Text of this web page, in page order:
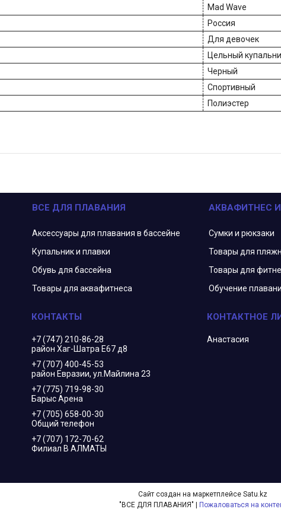
Mad Wave
Россия
Для девочек
Цельный
Черный
Спортивный
Полиэстер
ВСЕ ДЛЯ ПЛАВАНИЯ
Аксессуары для плавания в бассейне
Купальник и плавки
Обувь для бассейна
Товары для аквафитнеса
АКВАФИТНЕС
Сумки и рюкзаки
Товары для
Товары для
Обучение
+7 (747) 210-86-28
район Хаг-Шатра Е67 д8
+7 (707) 400-45-53
район Евразии, ул.Майлина 23
+7 (775) 719-98-30
Барыс Арена
+7 (705) 658-00-30
Общий телефон
+7 (707) 172-70-62
Филиал В АЛМАТЫ
Анастасия
Сайт создан на маркетплейсе Satu.kz
Пожаловаться на